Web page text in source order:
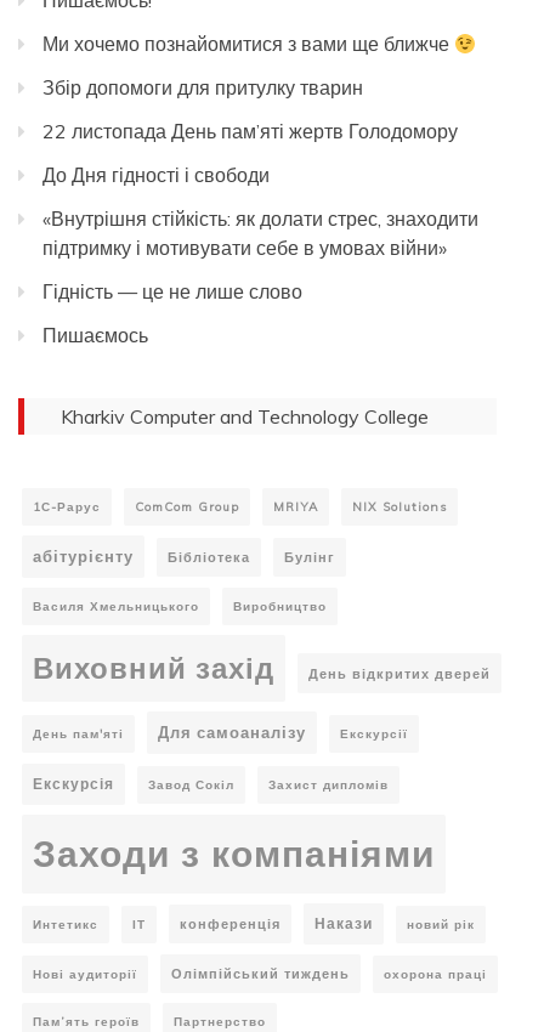
Ми хочемо познайомитися з вами ще ближче
Збір допомоги для притулку тварин
22 листопада День пам’яті жертв Голодомору
До Дня гідності і свободи
«Внутрішня стійкість: як долати стрес, знаходити
підтримку і мотивувати себе в умовах війни»
Гідність — це не лише слово
Пишаємось
Kharkiv Computer and Technology College
1С-Рарус ComCom Group MRIYA NIX Solutions
абітурієнту Бібліотека Булінг
Василя Хмельницького Виробництво
Виховний захід День відкритих дверей
День пам'яті Для самоаналізу Екскурсії
Екскурсія Завод Сокіл Захист дипломів
Заходи з компаніями
Интетикс ІТ конференція Накази новий рік
Нові аудиторії Олімпійський тиждень охорона праці
Пам’ять героїв Партнерство